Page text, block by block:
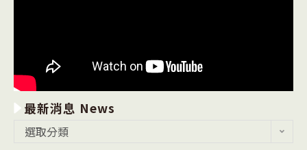
最新消息 News
選取分類